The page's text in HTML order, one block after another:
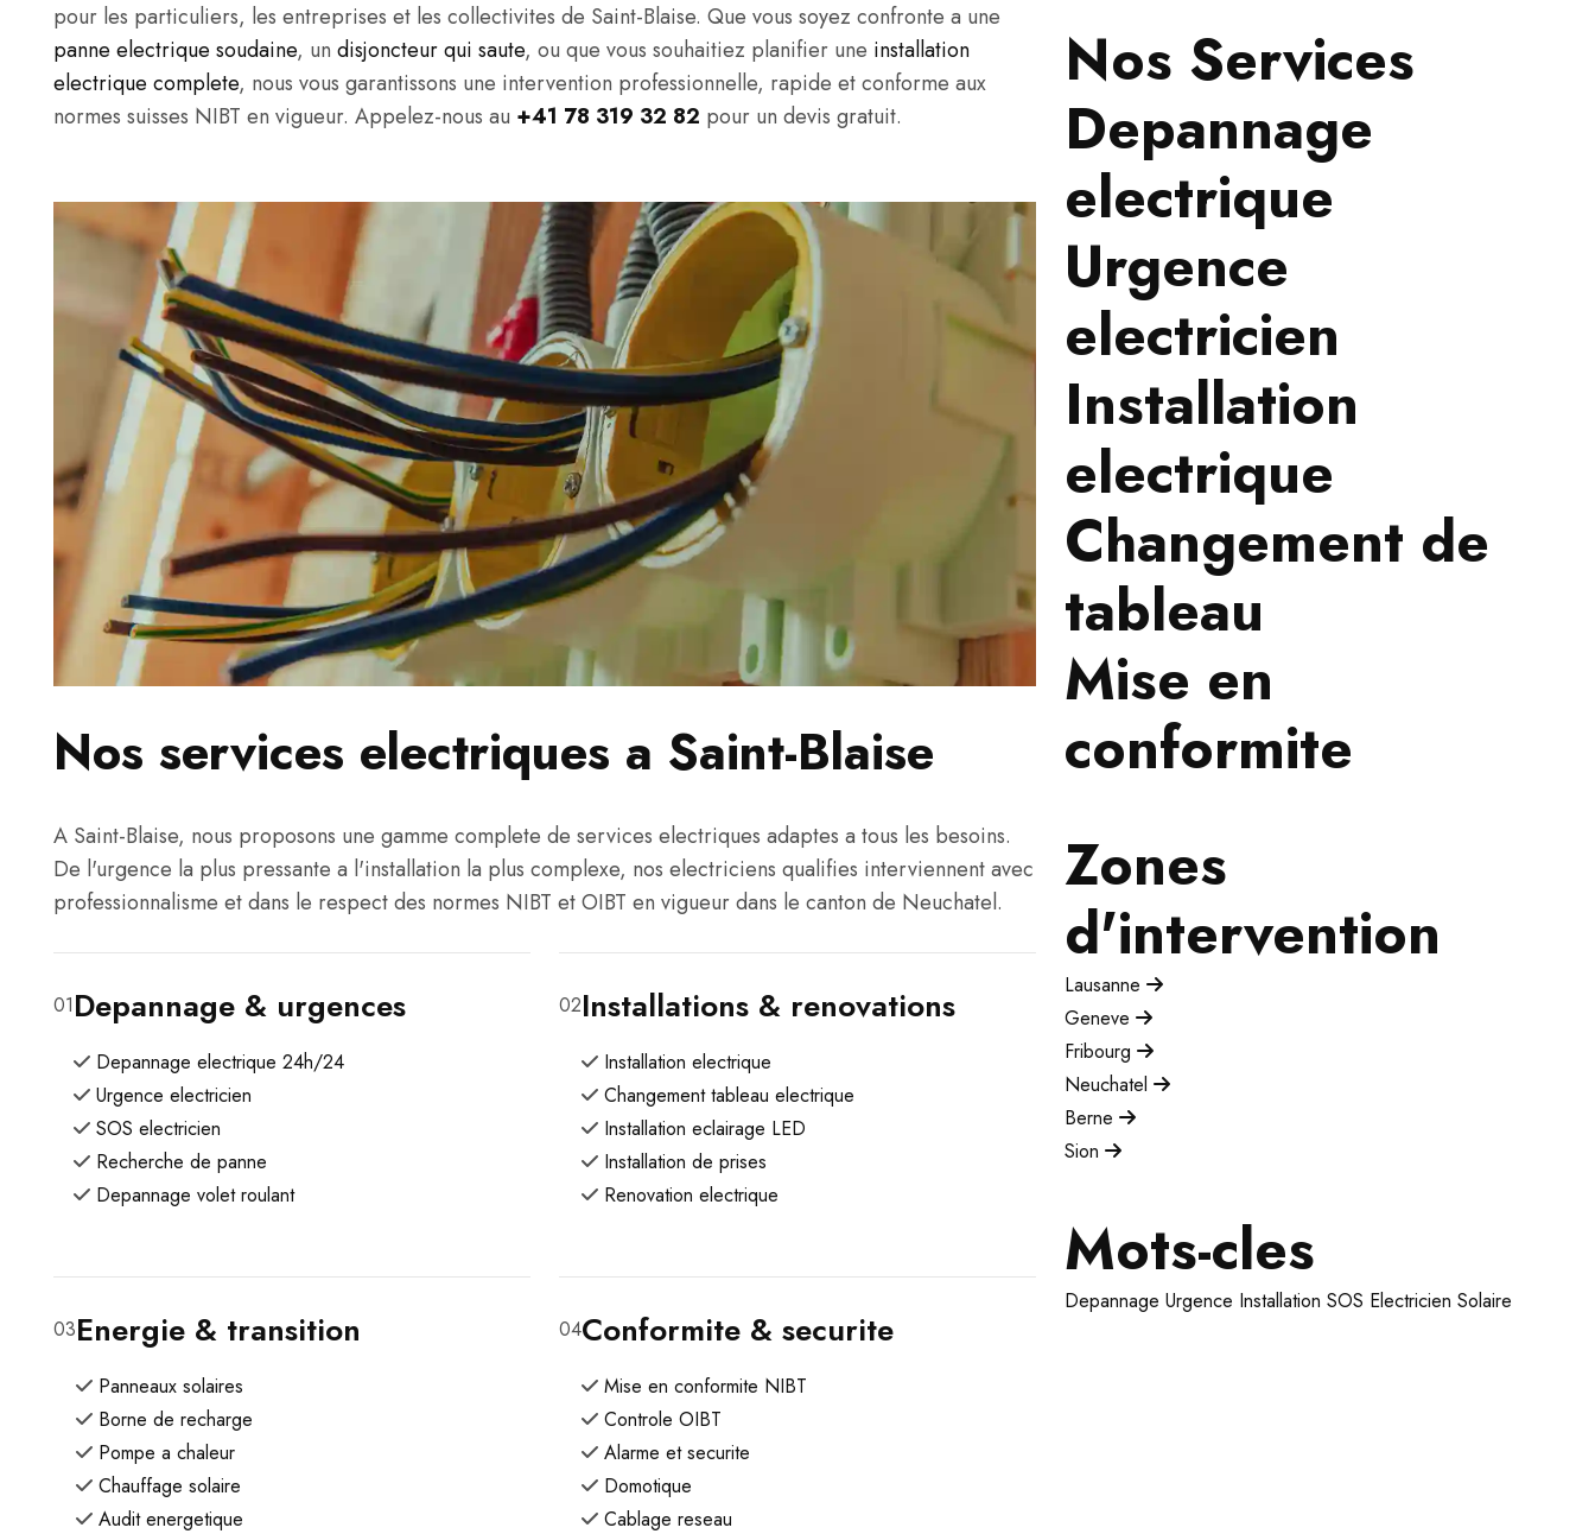
pour les particuliers, les entreprises et les collectivites de Saint-Blaise. Que vous soyez confronte a une
panne electrique soudaine, un disjoncteur qui saute, ou que vous souhaitiez planifier une installation
electrique complete, nous vous garantissons une intervention professionnelle, rapide et conforme aux
normes suisses NIBT en vigueur. Appelez-nous au +41 78 319 32 82 pour un devis gratuit.
Nos services electriques a Saint-Blaise
A Saint-Blaise, nous proposons une gamme complete de services electriques adaptes a tous les besoins.
De l'urgence la plus pressante a l'installation la plus complexe, nos electriciens qualifies interviennent avec
professionnalisme et dans le respect des normes NIBT et OIBT en vigueur dans le canton de Neuchatel.
01Depannage & urgences
Depannage electrique 24h/24
Urgence electricien
SOS electricien
Recherche de panne
Depannage volet roulant
02Installations & renovations
Installation electrique
Changement tableau electrique
Installation eclairage LED
Installation de prises
Renovation electrique
03Energie & transition
Panneaux solaires
Borne de recharge
Pompe a chaleur
Chauffage solaire
Audit energetique
04Conformite & securite
Mise en conformite NIBT
Controle OIBT
Alarme et securite
Domotique
Cablage reseau
Nos Services
Depannage
electrique
Urgence
electricien
Installation
electrique
Changement de
tableau
Mise en
conformite
Zones
d'intervention
Lausanne
Geneve
Fribourg
Neuchatel
Berne
Sion
Mots-cles
Depannage Urgence Installation SOS Electricien Solaire